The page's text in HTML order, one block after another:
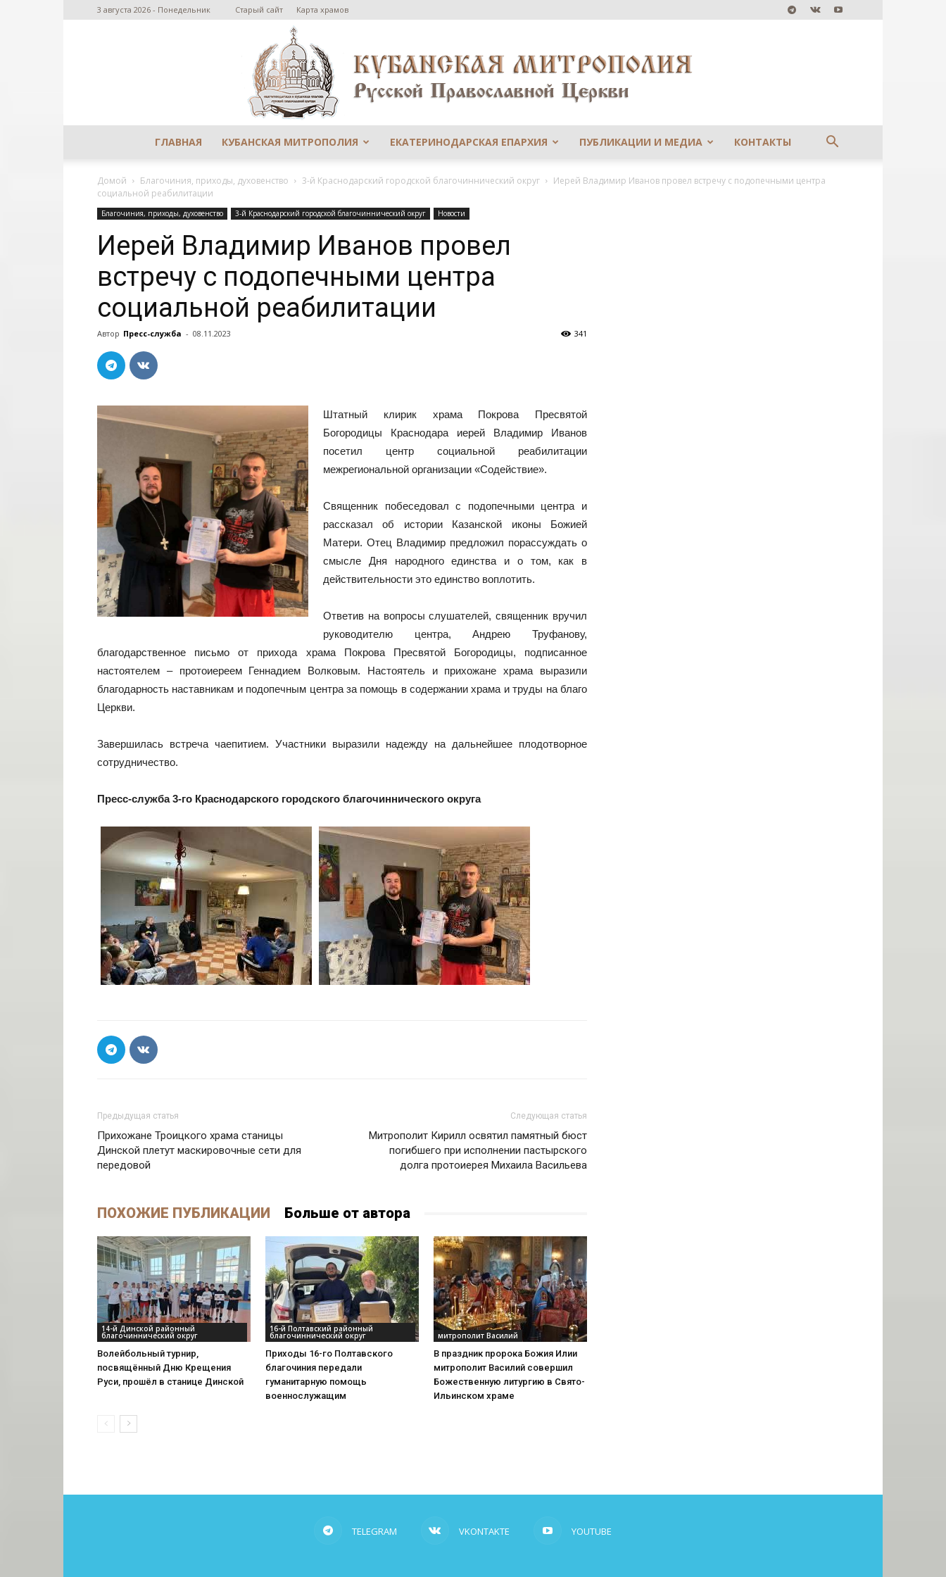
3 августа 2026 - Понедельник Старый сайт Карта храмов
Кубанской
ГЛАВНАЯ КУБАНСКАЯ МИТРОПОЛИЯ ЕКАТЕРИНОДАРСКАЯ ЕПАРХИЯ ПУБЛИКАЦИИ И МЕДИА КОНТАКТЫ
Домой Благочиния, приходы, духовенство 3-й Краснодарский городской благочиннический округ
Иерей Владимир Иванов провел встречу с подопечными центра
социальной реабилитации
Благочиния, приходы, духовенство 3-й Краснодарский городской благочиннический округ Новости
Иерей Владимир Иванов провел
встречу с подопечными центра
социальной реабилитации
Автор Пресс-служба - 08.11.2023 341
Штатный клирик храма Покрова Пресвятой
Богородицы Краснодара иерей Владимир Иванов
посетил центр социальной реабилитации
межрегиональной организации «Содействие».
Священник побеседовал с подопечными центра и
рассказал об истории Казанской иконы Божией
Матери. Отец Владимир предложил порассуждать о
смысле Дня народного единства и о том, как в
действительности это единство воплотить.
Ответив на вопросы слушателей, священник вручил
руководителю центра, Андрею Труфанову,
благодарственное письмо от прихода храма Покрова Пресвятой Богородицы, подписанное
настоятелем – протоиереем Геннадием Волковым. Настоятель и прихожане храма выразили
благодарность наставникам и подопечным центра за помощь в содержании храма и труды на благо
Церкви.
Завершилась встреча чаепитием. Участники выразили надежду на дальнейшее плодотворное
сотрудничество.
Пресс-служба 3-го Краснодарского городского благочиннического округа
Предыдущая статья
Прихожане Троицкого храма станицы
Динской плетут маскировочные сети для
передовой
Следующая статья
Митрополит Кирилл освятил памятный бюст
погибшего при исполнении пастырского
долга протоиерея Михаила Васильева
ПОХОЖИЕ ПУБЛИКАЦИИ Больше от автора
14-й Динской районный
благочиннический округ
Волейбольный турнир,
посвящённый Дню Крещения
Руси, прошёл в станице Динской
16-й Полтавский районный
благочиннический округ
Приходы 16-го Полтавского
благочиния передали
гуманитарную помощь
военнослужащим
митрополит Василий
В праздник пророка Божия Илии
митрополит Василий совершил
Божественную литургию в Свято-
Ильинском храме
TELEGRAM VKONTAKTE YOUTUBE